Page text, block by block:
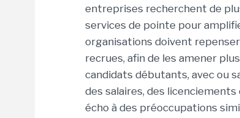
entreprises recherchent de
services de pointe pour
organisations doivent
recrues, afin de les amener
candidats débutants, avec ou
des salaires, des
écho à des préoccupations